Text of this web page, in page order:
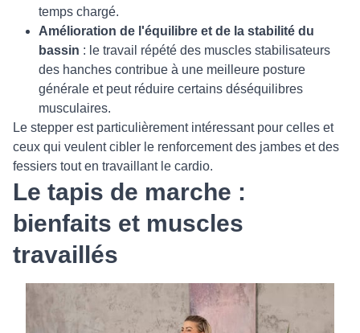
temps chargé.
Amélioration de l'équilibre et de la stabilité du
bassin : le travail répété des muscles stabilisateurs
des hanches contribue à une meilleure posture
générale et peut réduire certains déséquilibres
musculaires.
Le stepper est particulièrement intéressant pour celles et
ceux qui veulent cibler le renforcement des jambes et des
fessiers tout en travaillant le cardio.
Le tapis de marche :
bienfaits et muscles
travaillés